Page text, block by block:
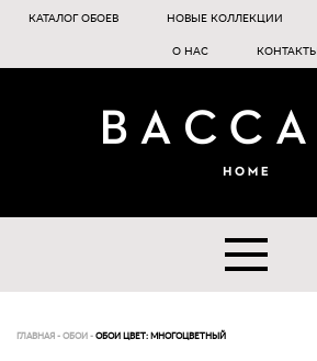
КАТАЛОГ ОБОЕВ НОВЫЕ КОЛЛЕКЦИИ
О НАС КОНТАКТЫ
ГЛАВНАЯ - ОБОИ - ОБОИ ЦВЕТ: МНОГОЦВЕТНЫЙ